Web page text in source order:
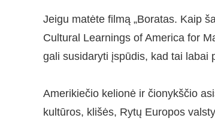
Jeigu matėte filmą „Boratas. Kaip
Cultural Learnings of America for
gali susidaryti įspūdis, kad tai labai
Amerikiečio kelionė ir čionykščio
kultūros, klišės, Rytų Europos